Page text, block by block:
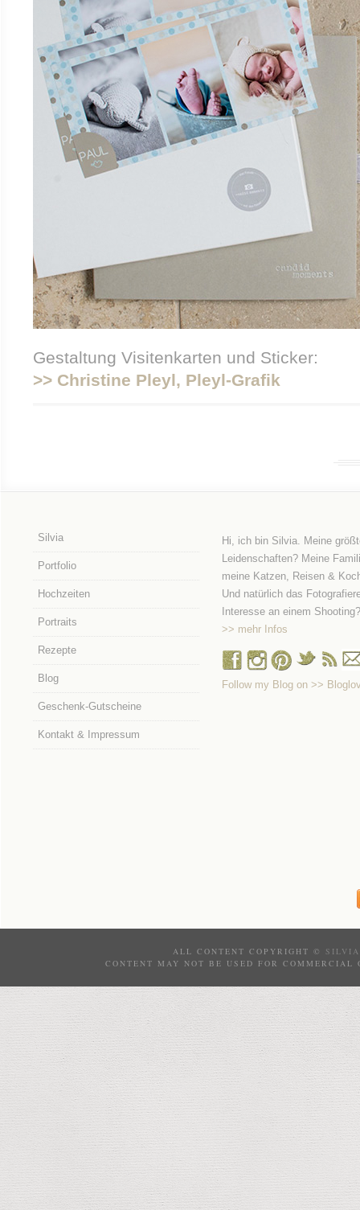
Gestaltung Visitenkarten und Sticker:
>> Christine Pleyl, Pleyl-Grafik
Silvia
Portfolio
Hochzeiten
Portraits
Rezepte
Blog
Geschenk-Gutscheine
Kontakt & Impressum
Hi, ich bin Silvia. Meine
Leidenschaften? Meine
meine Katzen, Reisen &
Und natürlich das
Interesse an einem Shooting?
>> mehr Infos
Follow my Blog on >>
ALL CONTENT COPYRIGHT ©
CONTENT MAY NOT BE USED FOR COMMERCIAL